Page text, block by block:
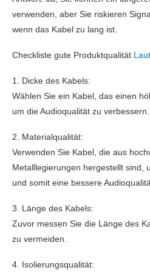
verwenden, aber Sie riskieren
wenn das Kabel zu lang ist.
Checkliste gute Produktqualität
1. Dicke des Kabels:
Wählen Sie ein Kabel, das einen
um die Audioqualität zu verbessern.
2. Materialqualität:
Verwenden Sie Kabel, die aus
Metalllegierungen hergestellt sind,
und somit eine bessere
3. Länge des Kabels:
Zuvor messen Sie die Länge des
zu vermeiden.
4. Isolierungsqualität: